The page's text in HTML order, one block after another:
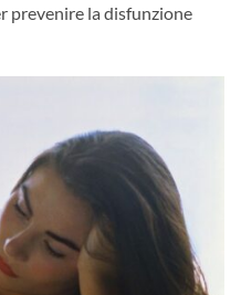
prevenire la disfunzione